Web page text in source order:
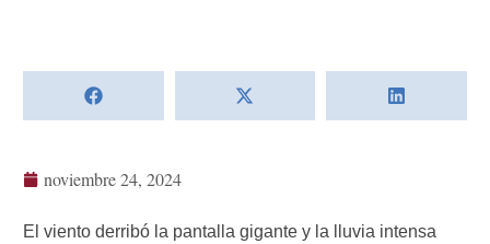
noviembre 24, 2024
El viento derribó la pantalla gigante y la lluvia intensa